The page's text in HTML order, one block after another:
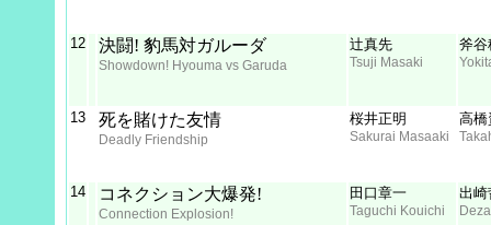
12 決闘! 豹馬対ガルーダ
Showdown! Hyouma vs Garuda
辻真先
Tsuji Masaki
斧谷
13 死を賭けた友情
Deadly Friendship
桜井正明
Sakurai Masaaki
高橋
14 コネクション大爆発!
Connection Explosion!
田口章一
Taguchi Kouichi
出崎